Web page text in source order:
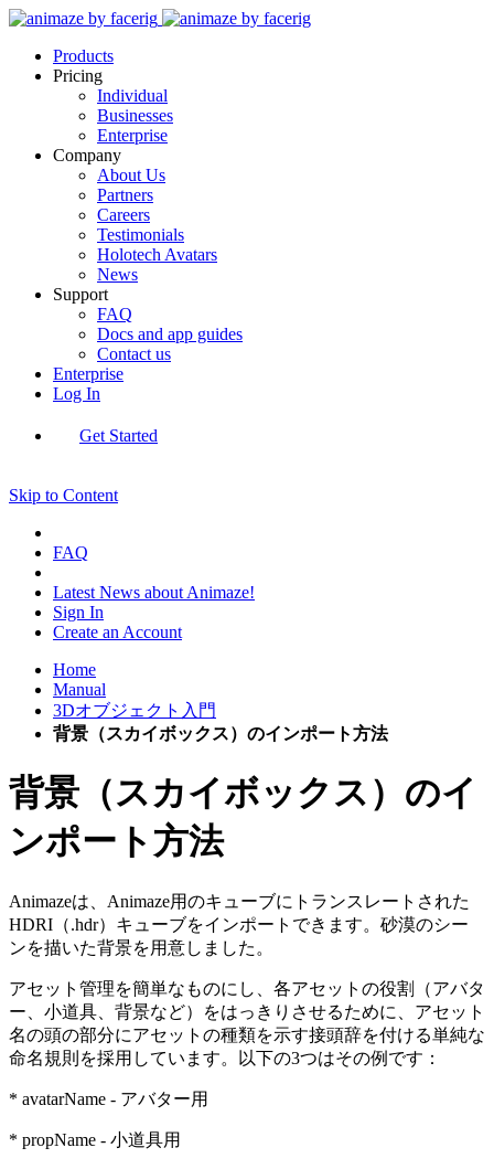
Products
Pricing
Individual
Businesses
Enterprise
Company
About Us
Partners
Careers
Testimonials
Holotech Avatars
News
Support
FAQ
Docs and app guides
Contact us
Enterprise
Log In
Get Started
Skip to Content
FAQ
Latest News about Animaze!
Sign In
Create an Account
Home
Manual
3Dオブジェクト入門
背景（スカイボックス）のインポート方法
背景（スカイボックス）のイ
ンポート方法
Animazeは、Animaze用のキューブにトランスレートされた
HDRI（.hdr）キューブをインポートできます。砂漠のシー
ンを描いた背景を用意しました。
アセット管理を簡単なものにし、各アセットの役割（アバタ
ー、小道具、背景など）をはっきりさせるために、アセット
名の頭の部分にアセットの種類を示す接頭辞を付ける単純な
命名規則を採用しています。以下の3つはその例です：
* avatarName - アバター用
* propName - 小道具用